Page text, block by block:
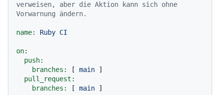
verweisen, aber die Aktion kann sich ohne
Vorwarnung ändern.
name: Ruby CI
on:
push:
branches:
[ main ]
pull_request:
branches:
[ main ]